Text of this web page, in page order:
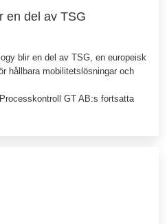
en del av TSG
blir en del av TSG, en europeisk
hållbara mobilitetslösningar och
GT AB:s fortsatta